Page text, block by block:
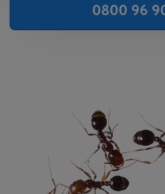
0800 96